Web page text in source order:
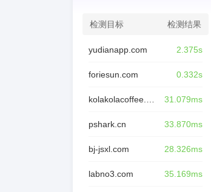
检测目标 检测结果
yudianapp.com 2.375s
foriesun.com 0.332s
31.079ms
pshark.cn 33.870ms
bj-jsxl.com 28.326ms
labno3.com 35.169ms